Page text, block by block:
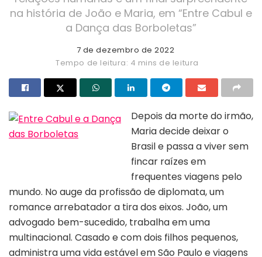
na história de João e Maria, em “Entre Cabul e
a Dança das Borboletas”
7 de dezembro de 2022
Tempo de leitura: 4 mins de leitura
Depois da morte do irmão,
Maria decide deixar o
Brasil e passa a viver sem
fincar raízes em
frequentes viagens pelo
mundo. No auge da profissão de diplomata, um
romance arrebatador a tira dos eixos. João, um
advogado bem-sucedido, trabalha em uma
multinacional. Casado e com dois filhos pequenos,
administra uma vida estável em São Paulo e viagens